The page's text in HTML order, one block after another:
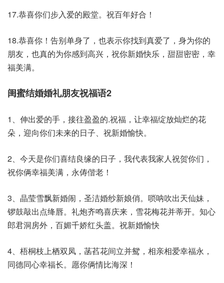
17.恭喜你们步入爱的殿堂。祝百年好合！
18.恭喜你！告别单身了，也表示你找到真爱了，身为你的
朋友，也真的为你感到高兴，祝你新婚快乐，甜甜密密，幸
福美满。
闺蜜结婚婚礼朋友祝福语2
1、伸出爱的手，接往盈盈的.祝福，让幸福绽放灿烂的花
朵，迎向你们未来的日子、祝新婚愉快。
2、今天是你们喜结良缘的日子，我代表我家人祝贺你们，
祝你俩幸福美满，永俦偕老！
3、晶莹雪飘新婚闹，圣洁婚纱新娘俏。唢呐吹出天仙妹，
锣鼓敲出点绛唇。礼炮齐鸣喜庆来，雪花梅花并蒂开。知心
郎君洞房外，百媚千娇红头盖。祝新婚愉快
4、梧桐枝上栖双凤，菡萏花间立并鸳，相亲相爱幸福永，
同德同心幸福长。愿你俩情比海深！